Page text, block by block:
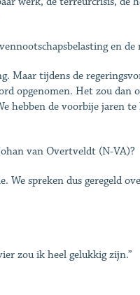
en de
Maar tijdens de
opgenomen. Het zou dan
hebben de voorbije jaren
van Overtveldt (N-VA)?
We spreken dus geregeld
zou ik heel gelukkig zijn.”